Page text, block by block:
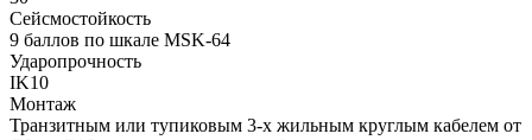
Сейсмостойкость
9 баллов по шкале МSK-64
Ударопрочность
IK10
Монтаж
Транзитным или тупиковым 3-х жильным круглым кабелем от